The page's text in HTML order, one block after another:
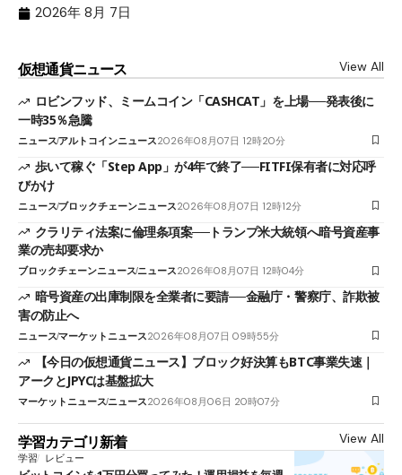
2026年 8月 7日
仮想通貨ニュース View All
ロビンフッド、ミームコイン「CASHCAT」を上場──発表後に
一時35％急騰
ニュースアルトコインニュース2026年08月07日 12時20分
歩いて稼ぐ「Step App」が4年で終了──FITFI保有者に対応呼
びかけ
ニュースブロックチェーンニュース2026年08月07日 12時12分
クラリティ法案に倫理条項案──トランプ米大統領へ暗号資産事
業の売却要求か
ブロックチェーンニュースニュース2026年08月07日 12時04分
暗号資産の出庫制限を全業者に要請──金融庁・警察庁、詐欺被
害の防止へ
ニュースマーケットニュース2026年08月07日 09時55分
【今日の仮想通貨ニュース】ブロック好決算もBTC事業失速｜
アークとJPYCは基盤拡大
マーケットニュースニュース2026年08月06日 20時07分
学習カテゴリ新着 View All
学習 レビュー